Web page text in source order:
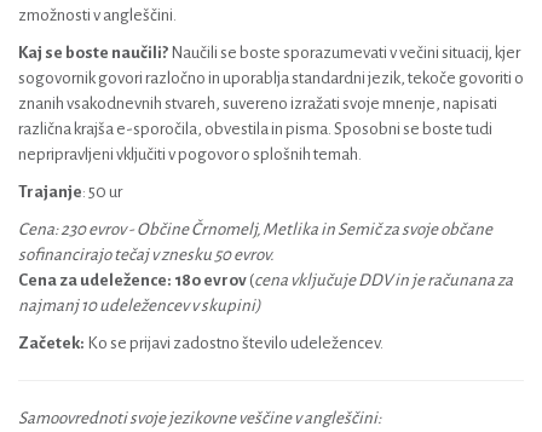
zmožnosti v angleščini.
Kaj se boste naučili? Naučili se boste sporazumevati v večini situacij, kjer
sogovornik govori razločno in uporablja standardni jezik, tekoče govoriti o
znanih vsakodnevnih stvareh, suvereno izražati svoje mnenje, napisati
različna krajša e-sporočila, obvestila in pisma. Sposobni se boste tudi
nepripravljeni vključiti v pogovor o splošnih temah.
Trajanje: 50 ur
Cena: 230 evrov - Občine Črnomelj, Metlika in Semič za svoje občane
sofinancirajo tečaj v znesku 50 evrov.
Cena za udeležence: 180 evrov (cena vključuje DDV in je računana za
najmanj 10 udeležencev v skupini)
Začetek: Ko se prijavi zadostno število udeležencev.
Samoovrednoti svoje jezikovne veščine v angleščini: